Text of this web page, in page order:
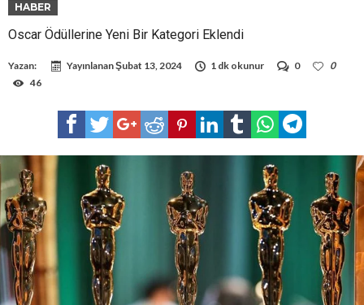
HABER
Oscar Ödüllerine Yeni Bir Kategori Eklendi
Yazan: YayınlananŞubat 13, 2024 1 dk okunur 0
0
46